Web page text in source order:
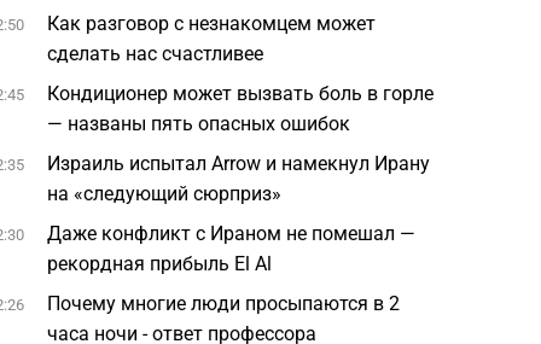
Как разговор с незнакомцем может
сделать нас счастливее
Кондиционер может вызвать боль в горле
— названы пять опасных ошибок
Израиль испытал Arrow и намекнул Ирану
на «следующий сюрприз»
Даже конфликт с Ираном не помешал —
рекордная прибыль El Al
Почему многие люди просыпаются в 2
часа ночи - ответ профессора